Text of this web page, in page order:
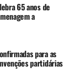
65 anos de
a
para as
partidárias